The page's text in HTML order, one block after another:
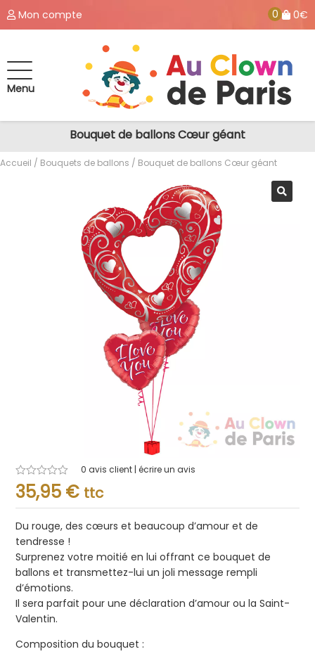
Mon compte 0 0€
Menu
Bouquet de ballons Cœur géant
Accueil / Bouquets de ballons / Bouquet de ballons Cœur géant
Note
0.001
0 avis client | écrire un avis
35,95 € ttc
Du rouge, des cœurs et beaucoup d’amour et de
tendresse !
Surprenez votre moitié en lui offrant ce bouquet de
ballons et transmettez-lui un joli message rempli
d’émotions.
Il sera parfait pour une déclaration d’amour ou la Saint-
Valentin.
Composition du bouquet :